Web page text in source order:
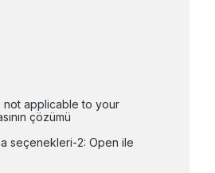
not applicable to your
çözümü
seçenekleri-2: Open ile